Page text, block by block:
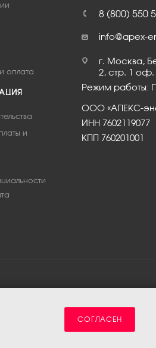
оплата
и
8 (800) 550
info@apex-
г. Москва,
2, стр. 1 оф.
Режим работы:
ООО «АПЕКС-
ИНН 7602119077
КПП 760201001
СОГЛАСЕН